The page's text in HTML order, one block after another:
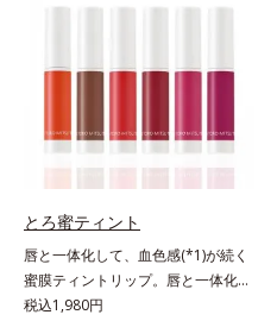
なのにピタッと密着し、肌悩み
叶えるのは、微細で均一なカバー粉
なくフィットするから。粉体の表面
にダマ防止の特殊コーティングを施
すことで、カバー粉体は薄く・均一
に凹凸へフィット。毛穴や色ムラを
カバーしながら自然な仕上がりを叶
えます。また、ファンデーションを
とろ蜜ティント
唇と一体化して、血色感(*1)が続く
蜜膜ティントリップ。唇と一体化し
て色落ちしにくいティント処方とう
税込1,980円